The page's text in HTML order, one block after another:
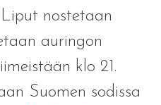
nostetaan
auringon
klo 21.
Suomen sodissa